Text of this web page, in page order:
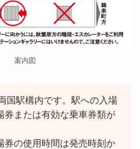
案内図
国駅構内です。駅への入場
券または有効な乗車券類が
券の使用時間は発売時刻か